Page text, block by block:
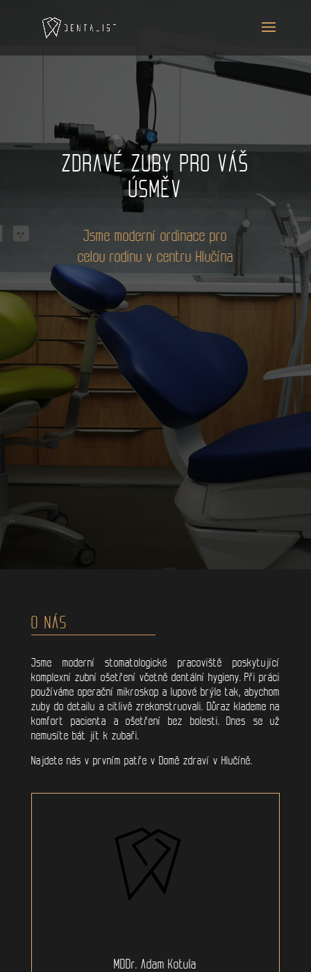
ZDRAVÉ ZUBY PRO VÁŠ
ÚSMĚV
Jsme moderní ordinace pro
celou rodinu v centru Hlučína
O NÁS
Jsme moderní stomatologické pracoviště poskytující
komplexní zubní ošetření včetně dentální hygieny. Při práci
používáme operační mikroskop a lupové brýle tak, abychom
zuby do detailu a citlivě zrekonstruovali. Důraz klademe na
komfort pacienta a ošetření bez bolesti. Dnes se už
nemusíte bát jít k zubaři.
Najdete nás v prvním patře v Domě zdraví v Hlučíně.
MDDr. Adam Kotula